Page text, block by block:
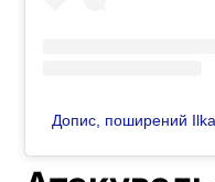
Допис, поширений